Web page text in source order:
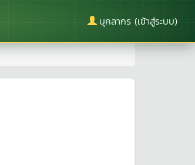
บุคลากร (เข้าสู่ระบบ)